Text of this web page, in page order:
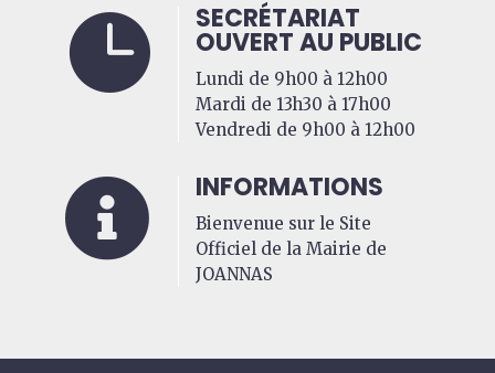
 SECRÉTARIAT
OUVERT AU PUBLIC
Lundi de 9h00 à 12h00
Mardi de 13h30 à 17h00
Vendredi de 9h00 à 12h00
 INFORMATIONS
Bienvenue sur le Site
Officiel de la Mairie de
JOANNAS